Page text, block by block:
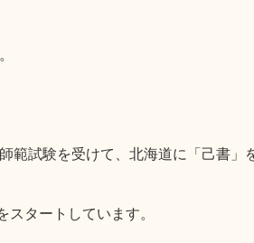
範試験を受けて、北海道に「己書」
タートしています。